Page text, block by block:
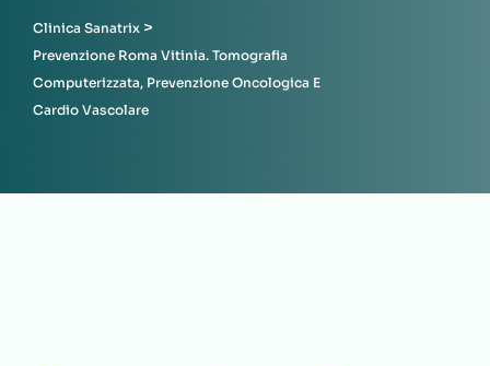
Clinica Sanatrix >
Prevenzione Roma Vitinia. Tomografia
Computerizzata, Prevenzione Oncologica E
Cardio Vascolare